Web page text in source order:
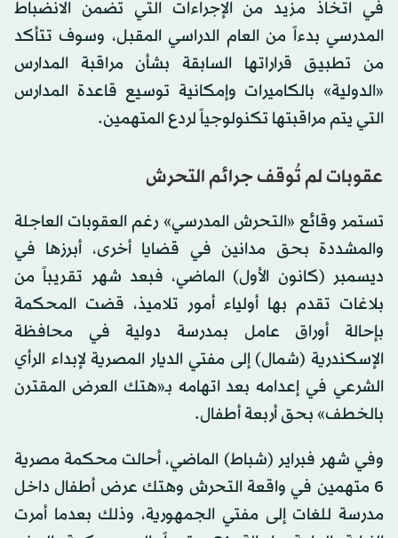
في اتخاذ مزيد من الإجراءات التي تضمن الانضباط
المدرسي بدءاً من العام الدراسي المقبل، وسوف تتأكد
من تطبيق قراراتها السابقة بشأن مراقبة المدارس
«الدولية» بالكاميرات وإمكانية توسيع قاعدة المدارس
التي يتم مراقبتها تكنولوجياً لردع المتهمين.
عقوبات لم تُوقف جرائم التحرش
تستمر وقائع «التحرش المدرسي» رغم العقوبات العاجلة
والمشددة بحق مدانين في قضايا أخرى، أبرزها في
ديسمبر (كانون الأول) الماضي، فبعد شهر تقريباً من
بلاغات تقدم بها أولياء أمور تلاميذ، قضت المحكمة
بإحالة أوراق عامل بمدرسة دولية في محافظة
الإسكندرية (شمال) إلى مفتي الديار المصرية لإبداء الرأي
الشرعي في إعدامه بعد اتهامه بـ«هتك العرض المقترن
بالخطف» بحق أربعة أطفال.
وفي شهر فبراير (شباط) الماضي، أحالت محكمة مصرية
6 متهمين في واقعة التحرش وهتك عرض أطفال داخل
مدرسة للغات إلى مفتي الجمهورية، وذلك بعدما أمرت